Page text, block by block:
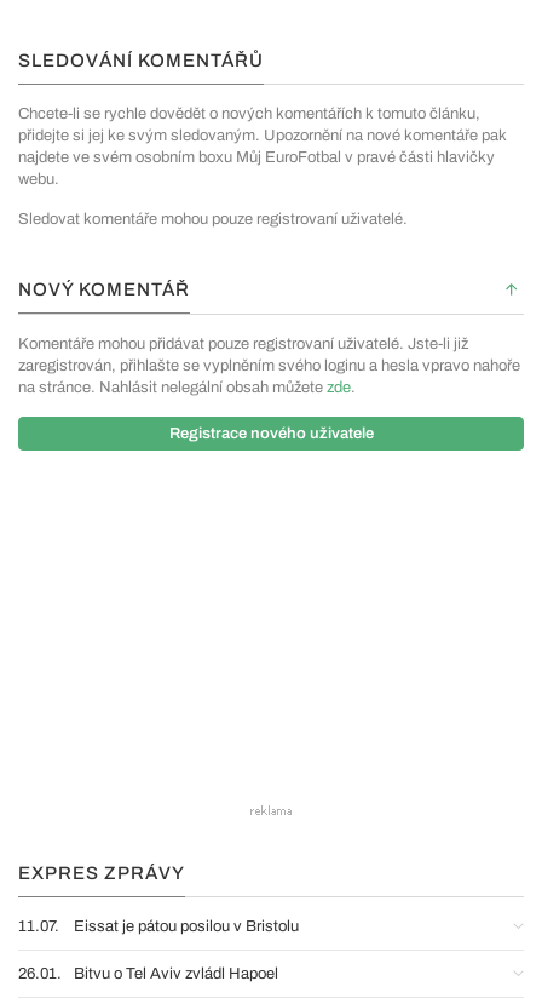
SLEDOVÁNÍ KOMENTÁŘŮ
Chcete-li se rychle dovědět o nových komentářích k tomuto článku,
přidejte si jej ke svým sledovaným. Upozornění na nové komentáře pak
najdete ve svém osobním boxu Můj EuroFotbal v pravé části hlavičky
webu.
Sledovat komentáře mohou pouze registrovaní uživatelé.
NOVÝ KOMENTÁŘ
Komentáře mohou přidávat pouze registrovaní uživatelé. Jste-li již
zaregistrován, přihlašte se vyplněním svého loginu a hesla vpravo nahoře
na stránce. Nahlásit nelegální obsah můžete zde.
Registrace nového uživatele
EXPRES ZPRÁVY
11.07. Eissat je pátou posilou v Bristolu
26.01. Bitvu o Tel Aviv zvládl Hapoel